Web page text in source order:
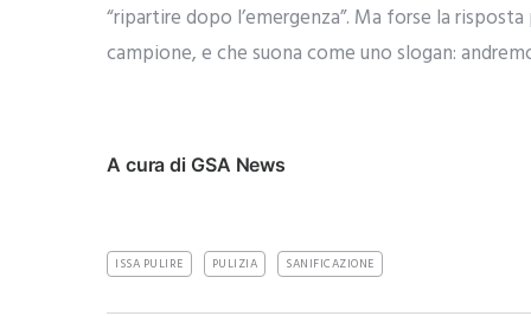
“ripartire dopo l’emergenza”. Ma forse la
campione, e che suona come uno slogan:
A cura di GSA News
ISSA PULIRE PULIZIA SANIFICAZIONE